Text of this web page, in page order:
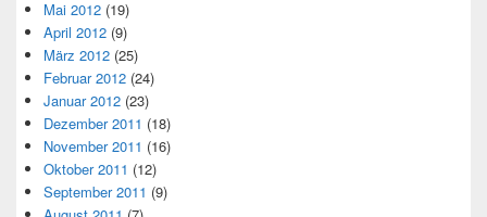
Mai 2012 (19)
April 2012 (9)
März 2012 (25)
Februar 2012 (24)
Januar 2012 (23)
Dezember 2011 (18)
November 2011 (16)
Oktober 2011 (12)
September 2011 (9)